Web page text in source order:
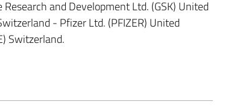
and Development Ltd. (GSK) United
- Pfizer Ltd. (PFIZER) United
Switzerland.